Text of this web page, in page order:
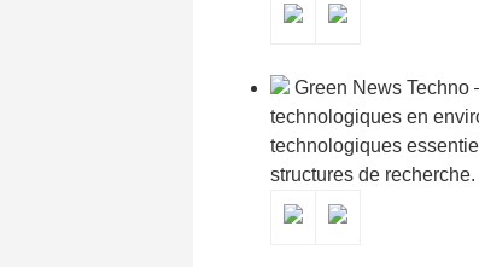
Green News Techno
technologiques en
technologiques
structures de